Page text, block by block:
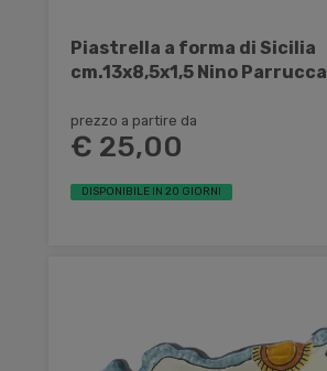
Piastrella a forma di Sicilia
cm.13x8,5x1,5 Nino Parrucca
prezzo a partire da
€ 25,00
DISPONIBILE IN 20 GIORNI